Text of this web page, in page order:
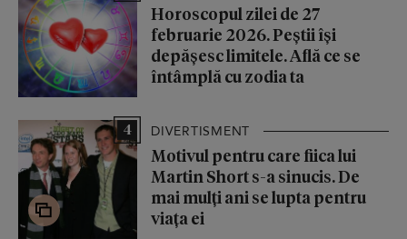
Horoscopul zilei de 27
februarie 2026. Peștii își
depășesc limitele. Află ce se
întâmplă cu zodia ta
4 DIVERTISMENT
Motivul pentru care fiica lui
Martin Short s-a sinucis. De
mai mulți ani se lupta pentru
viața ei